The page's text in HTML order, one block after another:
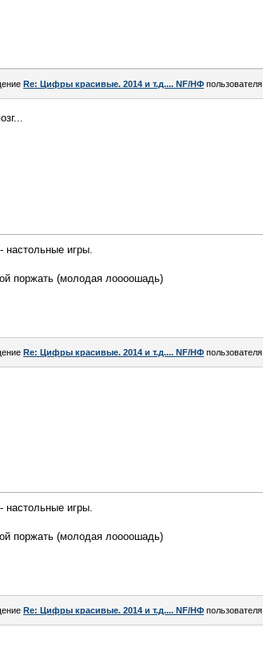
Re: Цифры красивые. 2014 и т.д.... NF/НФ пользователя
настольные игры.
поржать (молодая лоооошадь)
Re: Цифры красивые. 2014 и т.д.... NF/НФ пользователя
настольные игры.
поржать (молодая лоооошадь)
Re: Цифры красивые. 2014 и т.д.... NF/НФ пользователя